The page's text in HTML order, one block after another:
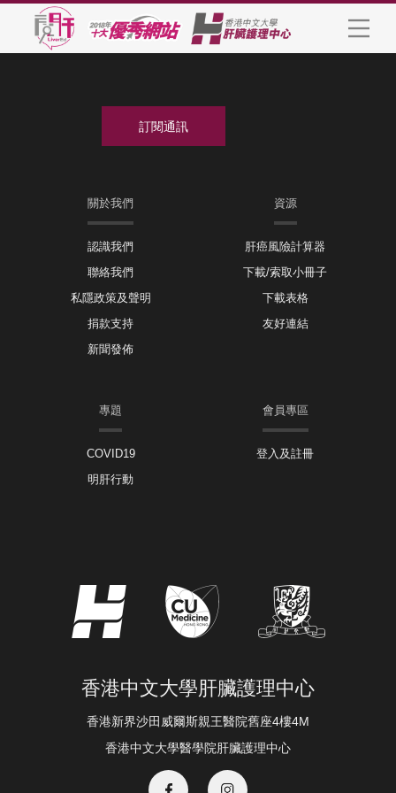
關於我們
認識我們
聯絡我們
私隱政策及聲明
捐款支持
新聞發佈
資源
肝癌風險計算器
下載/索取小冊子
下載表格
友好連結
專題
COVID19
明肝行動
會員專區
登入及註冊
香港中文大學肝臟護理中心
香港新界沙田威爾斯親王醫院舊座4樓4M
香港中文大學醫學院肝臟護理中心